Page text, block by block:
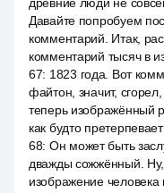
Давайте попробуем
комментарий. Итак,
комментарий тысяч в
67: 1823 года. Вот
файтон, значит,
теперь изображённый
как будто
68: Он может быть
дважды сожжённый.
изображение